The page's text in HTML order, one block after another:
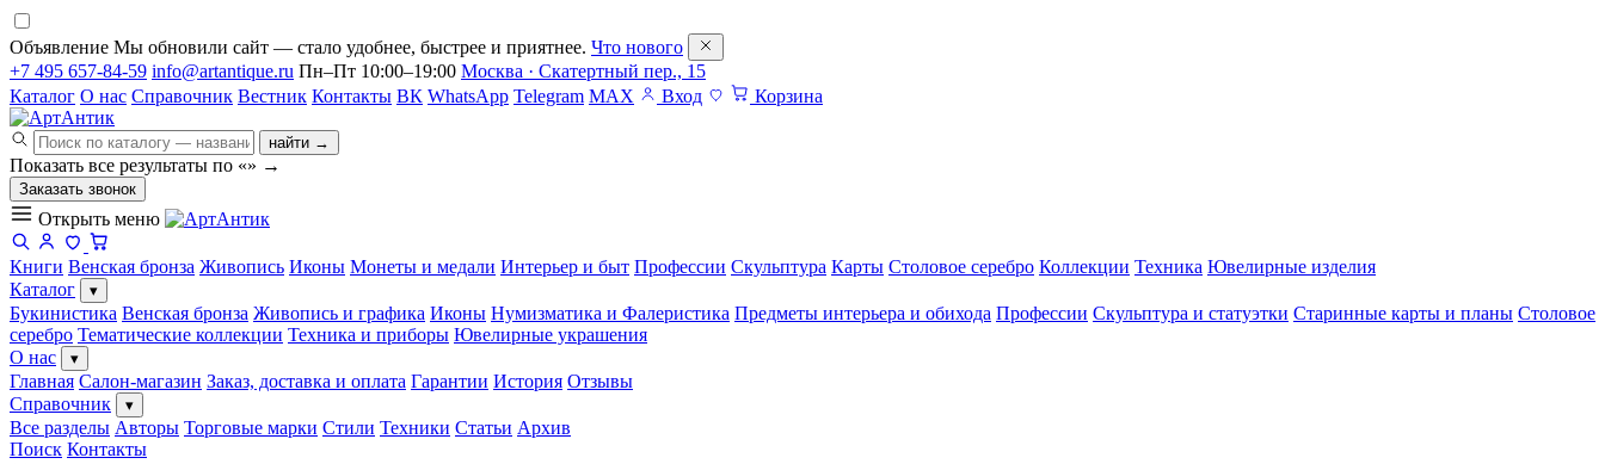
Объявление Мы обновили сайт — стало удобнее, быстрее и приятнее. Что нового
+7 495 657-84-59 info@artantique.ru Пн–Пт 10:00–19:00 Москва · Скатертный пер., 15
Каталог О нас Справочник Вестник Контакты ВК WhatsApp Telegram MAX Вход Корзина
найти →
Показать все результаты по «» →
Заказать звонок
Открыть меню
Книги Венская бронза Живопись Иконы Монеты и медали Интерьер и быт Профессии Скульптура Карты Столовое серебро Коллекции Техника Ювелирные изделия
Каталог
▾
Букинистика Венская бронза Живопись и графика Иконы Нумизматика и Фалеристика Предметы интерьера и обихода Профессии Скульптура и статуэтки Старинные карты и планы Столовое
серебро Тематические коллекции Техника и приборы Ювелирные украшения
О нас
▾
Главная Салон-магазин Заказ, доставка и оплата Гарантии История Отзывы
Справочник
▾
Все разделы Авторы Торговые марки Стили Техники Статьи Архив
Поиск Контакты